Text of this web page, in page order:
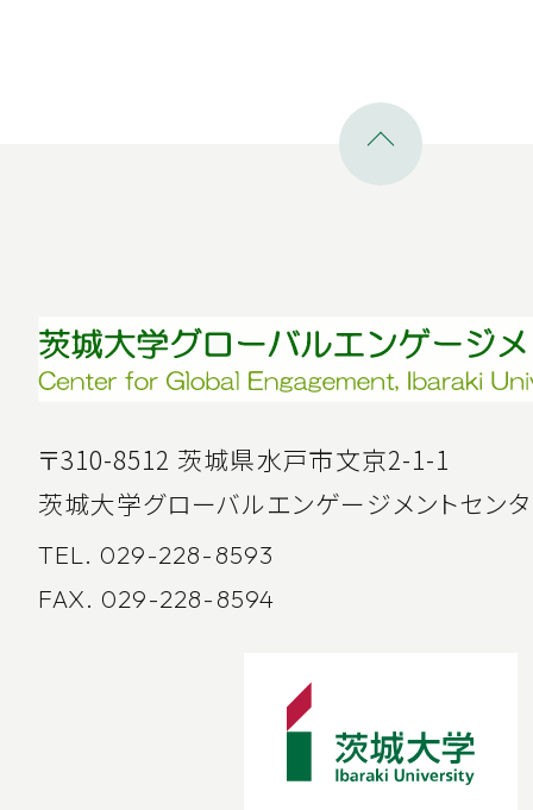
〒310-8512 茨城県水戸市文京2-1-1
茨城大学グローバルエンゲージメントセン
TEL. 029-228-8593
FAX. 029-228-8594